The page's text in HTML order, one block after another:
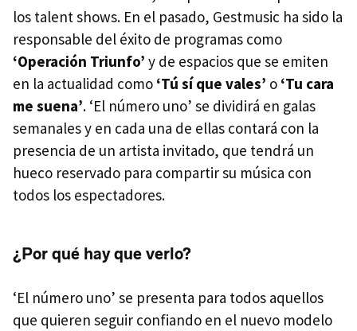
los talent shows. En el pasado, Gestmusic ha sido la
responsable del éxito de programas como
‘Operación Triunfo’ y de espacios que se emiten
en la actualidad como ‘Tú sí que vales’ o ‘Tu cara
me suena’. ‘El número uno’ se dividirá en galas
semanales y en cada una de ellas contará con la
presencia de un artista invitado, que tendrá un
hueco reservado para compartir su música con
todos los espectadores.
¿Por qué hay que verlo?
‘El número uno’ se presenta para todos aquellos
que quieren seguir confiando en el nuevo modelo